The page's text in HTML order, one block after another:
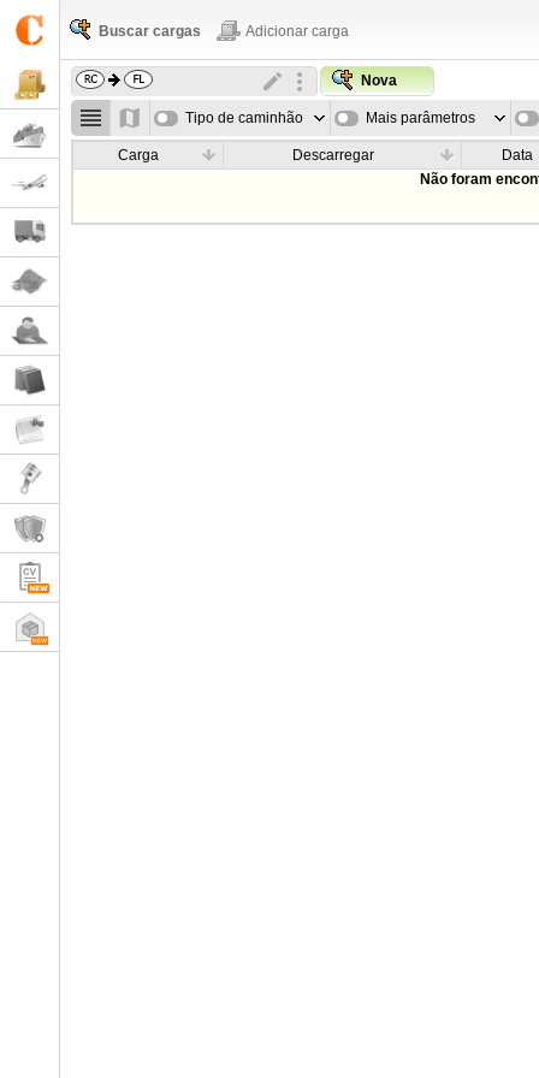
Buscar cargas Adicionar carga
Nova
Tipo de caminhão Mais parâmetros
Carga Descarregar
Data
Não foram